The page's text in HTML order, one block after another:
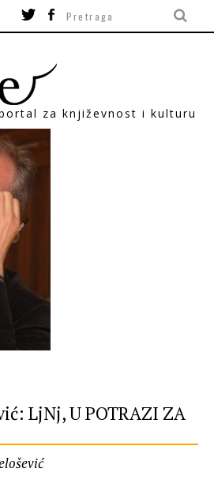
za književnost i kulturu
LjNj, U POTRAZI ZA